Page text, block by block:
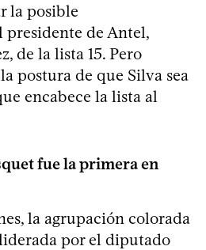
la posible
de Antel,
de la lista 15. Pero
postura de que Silva sea
encabece la lista al
fue la primera en
la agrupación colorada
por el diputado